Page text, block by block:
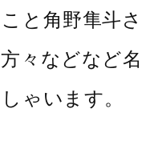
と角野隼斗さ
々などなど名
ゃいます。